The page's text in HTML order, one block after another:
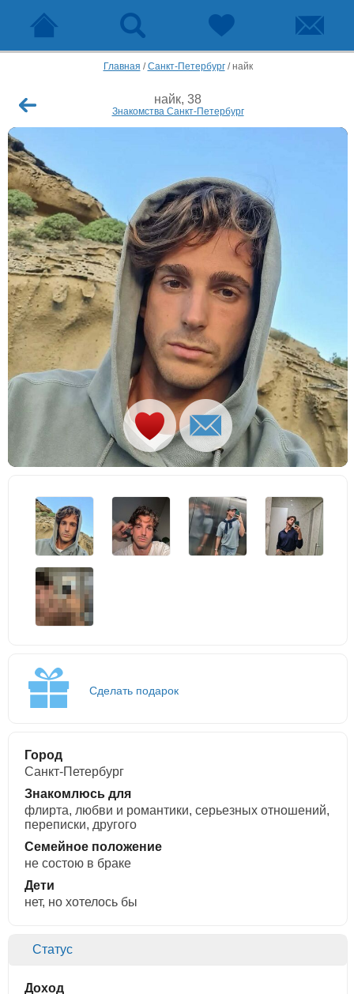
Главная /Санкт-Петербург/найк
найк, 38
Знакомства Санкт-Петербург
Сделать подарок
Город
Санкт-Петербург
Знакомлюсь для
флирта, любви и романтики, cерьезных отношений,
переписки, другого
Семейное положение
не состою в браке
Дети
нет, но хотелось бы
Статус
Доход